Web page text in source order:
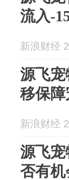
流入-
新浪财经
源飞
移保
新浪财经
源飞宠
否有机